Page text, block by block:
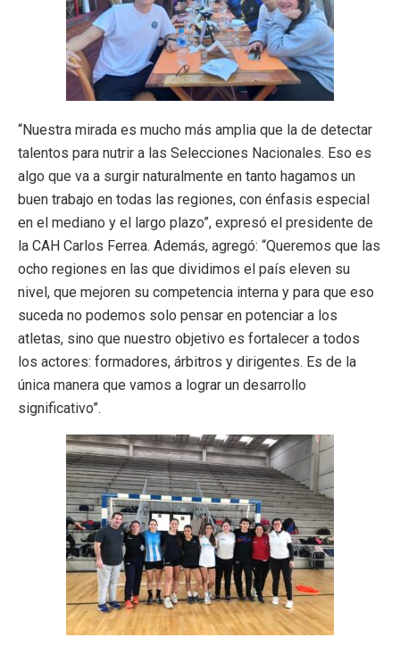
“Nuestra mirada es mucho más amplia que la de detectar
talentos para nutrir a las Selecciones Nacionales. Eso es
algo que va a surgir naturalmente en tanto hagamos un
buen trabajo en todas las regiones, con énfasis especial
en el mediano y el largo plazo”, expresó el presidente de
la CAH Carlos Ferrea. Además, agregó: “Queremos que las
ocho regiones en las que dividimos el país eleven su
nivel, que mejoren su competencia interna y para que eso
suceda no podemos solo pensar en potenciar a los
atletas, sino que nuestro objetivo es fortalecer a todos
los actores: formadores, árbitros y dirigentes. Es de la
única manera que vamos a lograr un desarrollo
significativo”.